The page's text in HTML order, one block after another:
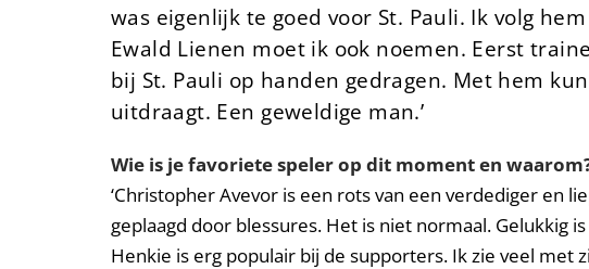
was eigenlijk te goed voor St. Pauli. Ik volg
Ewald Lienen moet ik ook noemen. Eerst
bij St. Pauli op handen gedragen. Met hem
uitdraagt. Een geweldige man.’
Wie is je favoriete speler op dit moment en
‘Christopher Avevor is een rots van een verdediger en
geplaagd door blessures. Het is niet normaal. Gelukkig
Henkie is erg populair bij de supporters. Ik zie veel met